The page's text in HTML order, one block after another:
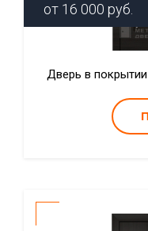
от 16 000 руб.
Дверь в